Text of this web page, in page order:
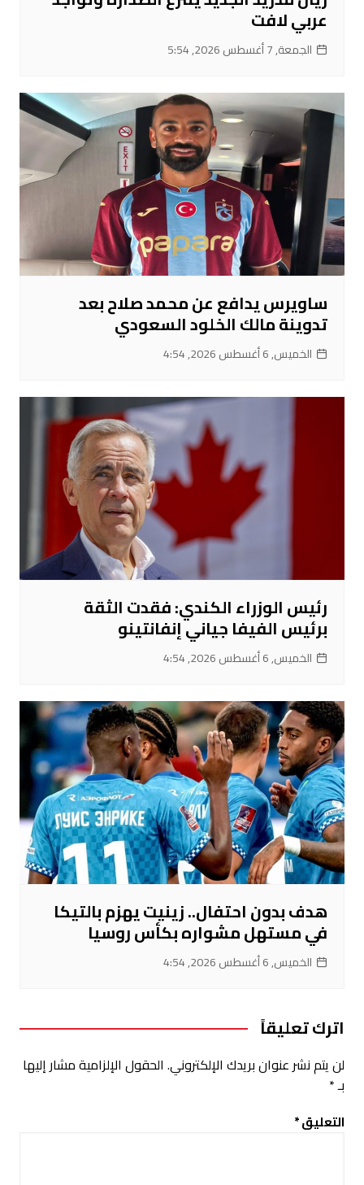
عربي لافت
الجمعة, 7 أغسطس 2026, 5:54
ساويرس يدافع عن محمد صلاح بعد
تدوينة مالك الخلود السعودي
الخميس, 6 أغسطس 2026, 4:54
رئيس الوزراء الكندي: فقدت الثقة
برئيس الفيفا جياني إنفانتينو
الخميس, 6 أغسطس 2026, 4:54
هدف بدون احتفال.. زينيت يهزم بالتيكا
في مستهل مشواره بكأس روسيا
الخميس, 6 أغسطس 2026, 4:54
اترك تعليقاً
لن يتم نشر عنوان بريدك الإلكتروني. الحقول الإلزامية مشار إليها
بـ*
التعليق*